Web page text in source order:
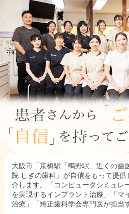
大阪市「京橋駅「鴫野駅」近くの歯
院 しぎの歯科」が自信をもって提
介します。「コンピュータシミュレ
を実現するインプラント治療」「マ
治療」「矯正歯科学会専門医が担当